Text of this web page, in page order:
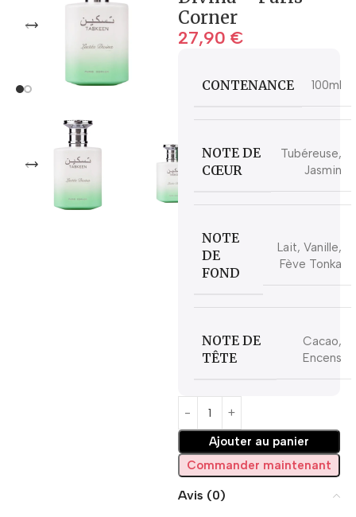
Corner
27,90 €
CONTENANCE 100ml
NOTE DE
CŒUR
Tubéreuse,
Jasmin
NOTE
DE
FOND
Lait, Vanille,
Fève Tonka
NOTE DE
TÊTE
Cacao,
Encens
Ajouter au panier
Commander maintenant
Avis (0)